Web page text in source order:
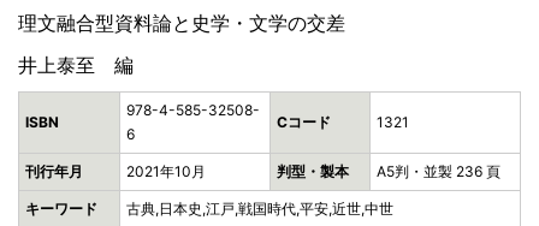
理文融合型資料論と史学・文学の交差
井上泰至 編
ISBN
978-4-585-32508-
6
Cコード 1321
刊行年月 2021年10月 判型・製本 A5判・並製 236 頁
キーワード 古典,日本史,江戸,戦国時代,平安,近世,中世